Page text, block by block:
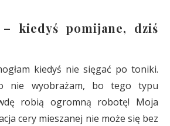
– kiedyś pomijane, dziś
kiedyś nie sięgać po toniki.
nie wyobrażam, bo tego typu
robią ogromną robotę! Moja
cery mieszanej nie może się bez